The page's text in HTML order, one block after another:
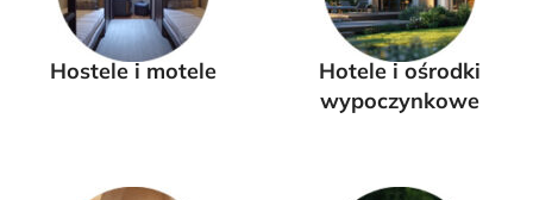
Hostele i motele
Hotele i ośrodki
wypoczynkowe